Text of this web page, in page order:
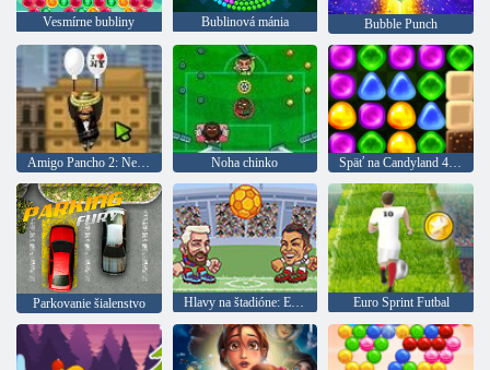
Vesmírne bubliny Bublinová mánia Bubble Punch
Amigo Pancho 2: New York Party Noha chinko Späť na Candyland 4: Lollipop Garden
Parkovanie šialenstvo Hlavy na štadióne: Euro futbal Euro Sprint Futbal